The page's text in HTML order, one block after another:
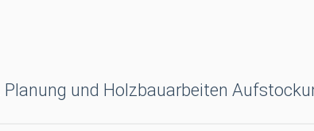
und Holzbauarbeiten